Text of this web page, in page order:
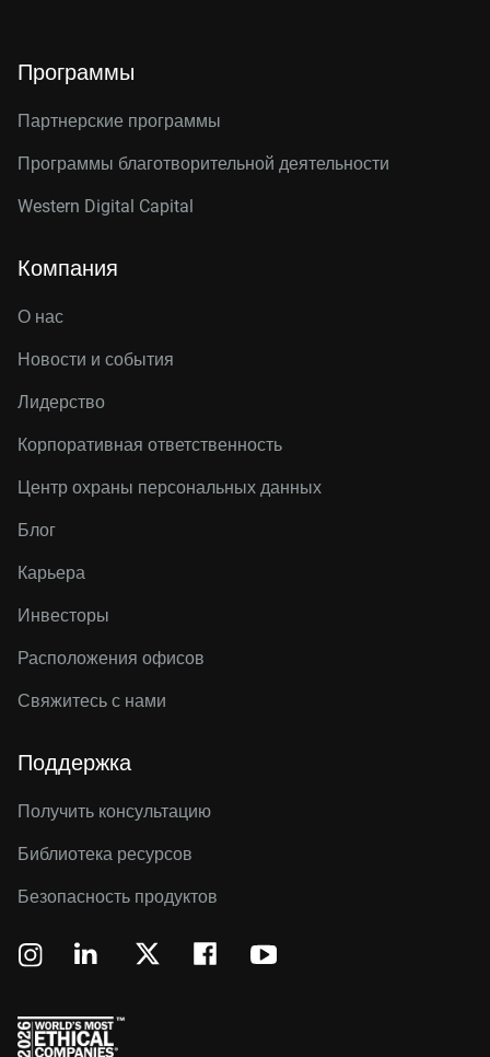
Программы
Партнерские программы
Программы благотворительной деятельности
Western Digital Capital
Компания
О нас
Новости и события
Лидерство
Корпоративная ответственность
Центр охраны персональных данных
Блог
Карьера
Инвесторы
Расположения офисов
Свяжитесь с нами
Поддержка
Получить консультацию
Библиотека ресурсов
Безопасность продуктов